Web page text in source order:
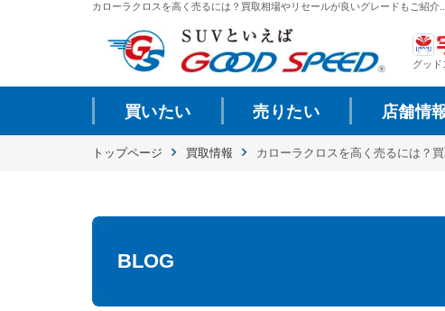
カローラクロスを高く売るには？買取相場やリセールが良いグレードもご紹
グッド
買いたい 売りたい 店舗情
トップページ 買取情報 カローラクロスを高く売るには？
BLOG